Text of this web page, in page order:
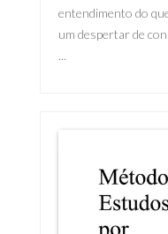
entendimento do
um despertar de
...